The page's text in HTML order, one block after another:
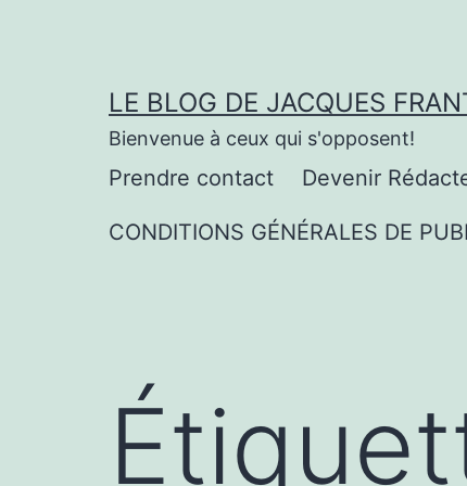
LE BLOG DE JACQUES
Bienvenue à ceux qui s'opposent!
Prendre contact Devenir
CONDITIONS GÉNÉRALES DE